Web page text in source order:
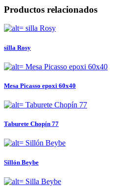
Productos relacionados
silla Rosy
Mesa Picasso epoxi 60x40
Taburete Chopín 77
Sillón Beybe